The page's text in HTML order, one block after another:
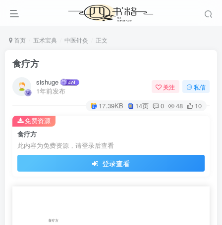
首页 五术宝典 中医针灸 正文
食疗方
sishuge
1年前发布
关注 私信
17.39KB 14页 0 48 10
食疗方
此内容为免费资源，请登录后查看
登录查看
免费资源